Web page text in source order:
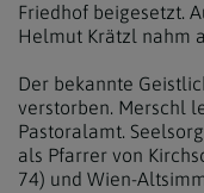
Friedhof beigesetzt.
Helmut Krätzl nahm
Der bekannte
verstorben. Merschl
Pastoralamt.
als Pfarrer von
74) und Wien-